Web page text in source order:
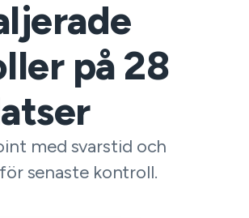
på28
med svarstid och
senaste kontroll.